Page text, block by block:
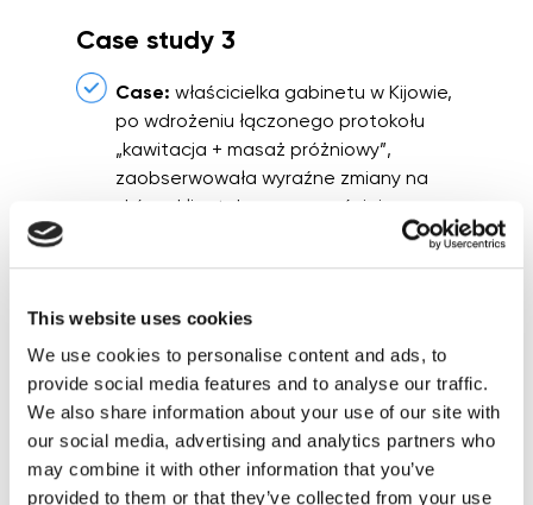
This website uses cookies
We use cookies to personalise content and ads, to
provide social media features and to analyse our traffic.
We also share information about your use of our site with
our social media, advertising and analytics partners who
may combine it with other information that you’ve
provided to them or that they’ve collected from your use
Case study 3
Case: właścicielka gabinetu w Kijowie,
po wdrożeniu łączonego protokołu
„kawitacja + masaż próżniowy”,
zaobserwowała wyraźne zmiany na
skórze klientek: coraz częściej
decydują się one od razu na zakup
pełnego kursu 8–10 zabiegów, a
wzrosła.